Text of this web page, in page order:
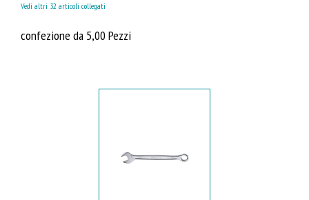
Vedi altri 32 articoli collegati
confezione da 5,00 Pezzi